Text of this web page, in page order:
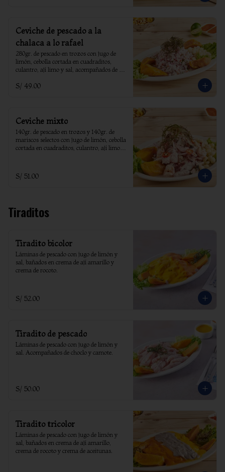
Ceviche de pescado a la
chalaca a lo rafael
280gr. de pescado en trozos con jugo de
limón, cebolla cortada en cuadraditos,
culantro, ají limo y sal, acompañados de
S/ 49.00
Ceviche mixto
140gr. de pescado en trozos y 140gr. de
mariscos selectos con jugo de limón, cebolla
cortada en cuadraditos, culantro, ají limo y
S/ 51.00
Tiraditos
Tiradito bicolor
Láminas de pescado con jugo de limón y
sal, bañados en crema de ají amarillo y
crema de rocoto.
S/ 52.00
Tiradito de pescado
Láminas de pescado con jugo de limón y
sal. Acompañados de choclo y camote.
S/ 50.00
Tiradito tricolor
Láminas de pescado con jugo de limón y
sal, bañados en crema de ají amarillo,
crema de rocoto y crema de aceitunas.